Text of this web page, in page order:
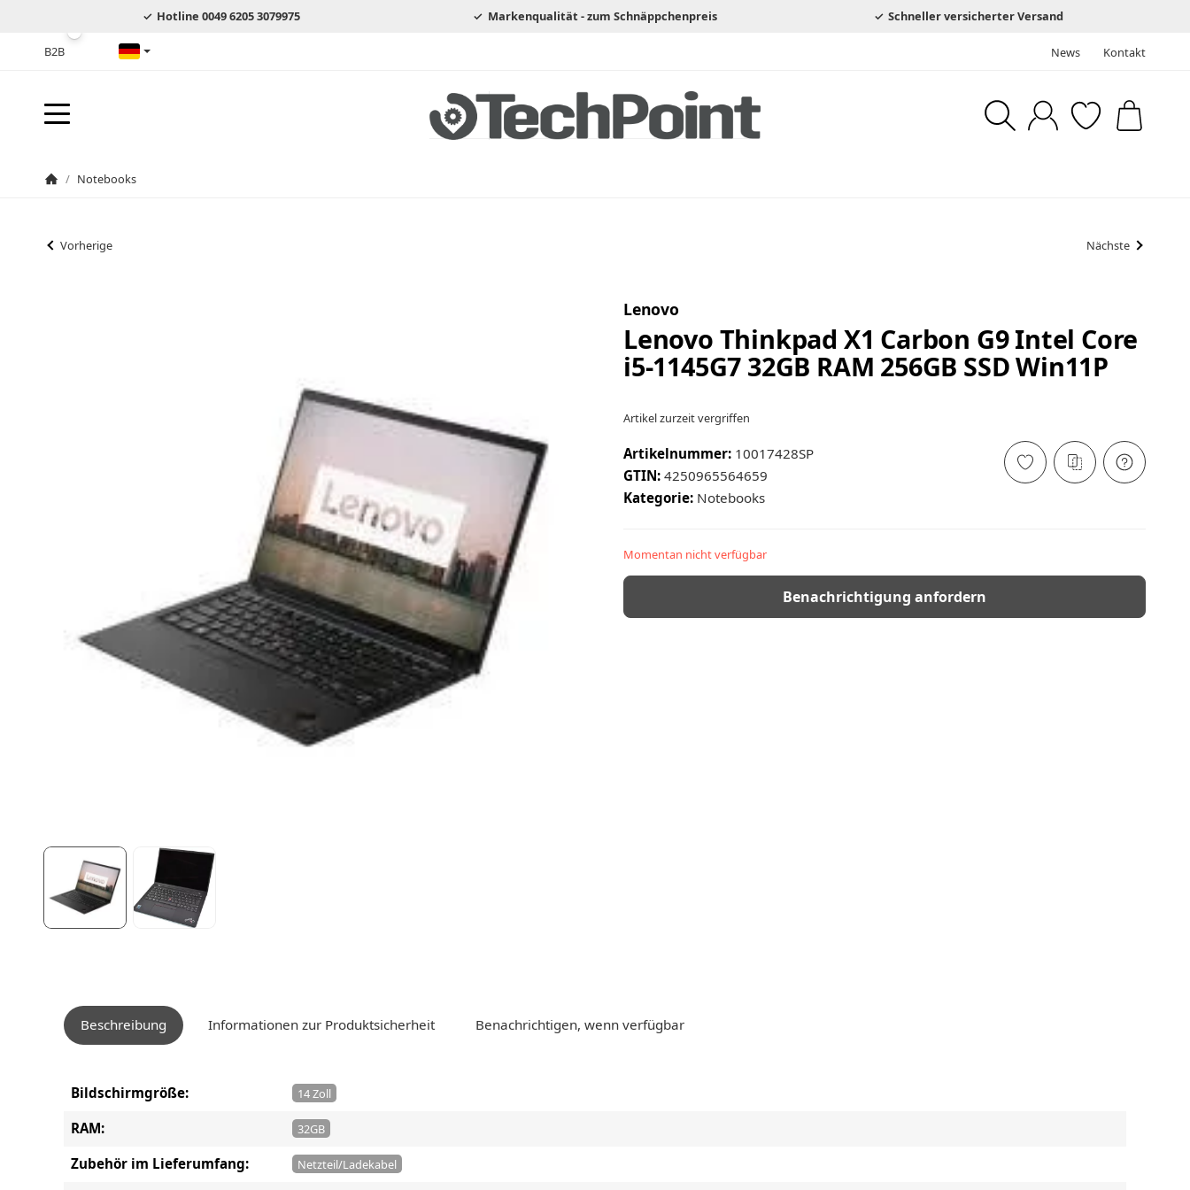
Hotline 0049 6205 3079975 Markenqualität - zum Schnäppchenpreis Schneller versicherter Versand
B2B Deutsch News Kontakt
/ Notebooks
Vorherige Nächste
Lenovo
Lenovo Thinkpad X1 Carbon G9 Intel Core
i5-1145G7 32GB RAM 256GB SSD Win11P
Artikel zurzeit vergriffen
Artikelnummer: 10017428SP
GTIN: 4250965564659
Kategorie: Notebooks
Momentan nicht verfügbar
Benachrichtigung anfordern
Beschreibung Informationen zur Produktsicherheit Benachrichtigen, wenn verfügbar
Bildschirmgröße: 14 Zoll
RAM: 32GB
Zubehör im Lieferumfang: Netzteil/Ladekabel